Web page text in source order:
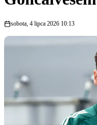
sobota, 4 lipca 2026 10:13